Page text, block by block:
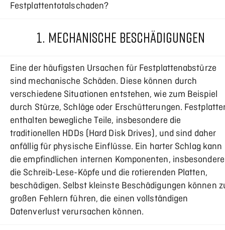
Festplattentotalschaden?
1. MECHANISCHE BESCHÄDIGUNGEN
Eine der häufigsten Ursachen für Festplattenabstürze
sind mechanische Schäden. Diese können durch
verschiedene Situationen entstehen, wie zum Beispiel
durch Stürze, Schläge oder Erschütterungen.
enthalten bewegliche Teile, insbesondere die
traditionellen HDDs (Hard Disk Drives), und sind daher
anfällig für physische Einflüsse. Ein harter Schlag kann
die empfindlichen internen Komponenten, insbesondere
die Schreib-Lese-Köpfe und die rotierenden Platten,
beschädigen. Selbst kleinste Beschädigungen können
großen Fehlern führen, die einen vollständigen
Datenverlust verursachen können.